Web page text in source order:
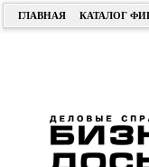
ГЛАВНАЯ КАТАЛОГ